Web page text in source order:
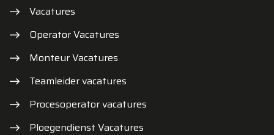
Vacatures
Operator Vacatures
Monteur Vacatures
Teamleider vacatures
Procesoperator vacatures
Ploegendienst Vacatures